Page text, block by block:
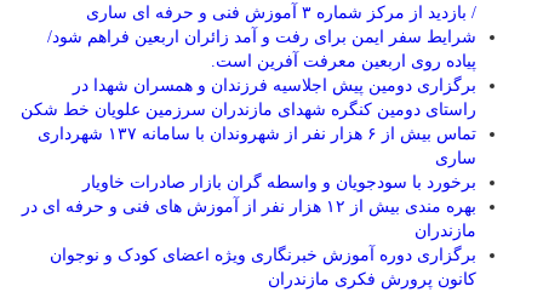
/ بازدید از مرکز شماره ۳ آموزش فنی و حرفه ای ساری
شرایط سفر ایمن برای رفت و آمد زائران اربعین فراهم شود/
پیاده روی اربعین معرفت آفرین است.
برگزاری دومین پیش اجلاسیه فرزندان و همسران شهدا در
راستای دومین کنگره شهدای مازندران سرزمین علویان خط شکن
تماس بیش از ۶ هزار نفر از شهروندان با سامانه ۱۳۷ شهرداری
ساری
برخورد با سودجویان و واسطه گران بازار صادرات خاویار
بهره مندی بیش از ۱۲ هزار نفر از آموزش های فنی و حرفه ای در
مازندران
برگزاری دوره آموزش خبرنگاری ویژه اعضای کودک و نوجوان
کانون پرورش فکری مازندران